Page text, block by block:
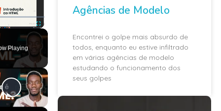
Fullscreen
Playing
Agências de Modelo
Encontrei o golpe mais absurdo de
todos, enquanto eu estive infiltrado
em várias agências de modelo
estudando o funcionamento dos
seus golpes